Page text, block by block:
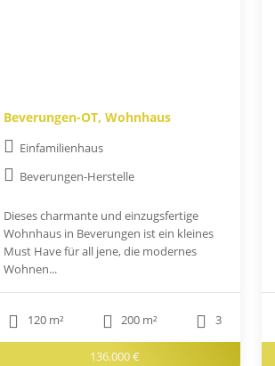
Beverungen-OT, Wohnhaus
Einfamilienhaus
Beverungen-Herstelle
Dieses charmante und einzugsfertige
Wohnhaus in Beverungen ist ein kleines
Must Have für all jene, die modernes
Wohnen...
120 m² 200 m² 3
136.000 €